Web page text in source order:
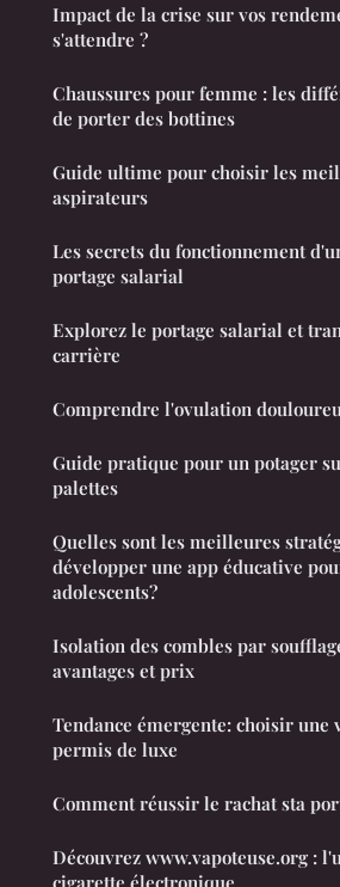
Impact de la crise sur vos
s'attendre ?
Chaussures pour femme : les
de porter des bottines
Guide ultime pour choisir les
aspirateurs
Les secrets du fonctionnement
portage salarial
Explorez le portage salarial et
carrière
Comprendre l'ovulation
Guide pratique pour un potager
palettes
Quelles sont les meilleures
développer une app éducative
adolescents?
Isolation des combles par
avantages et prix
Tendance émergente: choisir une
permis de luxe
Comment réussir le rachat sta
Découvrez www.vapoteuse.org :
cigarette électronique